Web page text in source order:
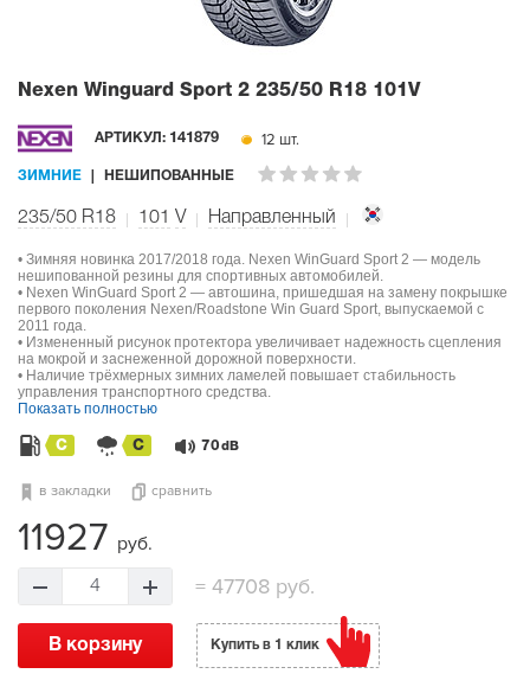
Nexen Winguard Sport 2 235/50 R18 101V
АРТИКУЛ: 141879 12 шт.
ЗИМНИЕ НЕШИПОВАННЫЕ
235/50 R18 101 V Направленный
• Зимняя новинка 2017/2018 года. Nexen WinGuard Sport 2 — модель
нешипованной резины для спортивных автомобилей.
• Nexen WinGuard Sport 2 — автошина, пришедшая на замену покрышке
первого поколения Nexen/Roadstone Win Guard Sport, выпускаемой с
2011 года.
• Измененный рисунок протектора увеличивает надежность сцепления
на мокрой и заснеженной дорожной поверхности.
• Наличие трёхмерных зимних ламелей повышает стабильность
управления транспортного средства.
Показать полностью
C C 70 dB
в закладки сравнить
11927 руб.
4 = 47708 руб.
В корзину Купить в 1 клик